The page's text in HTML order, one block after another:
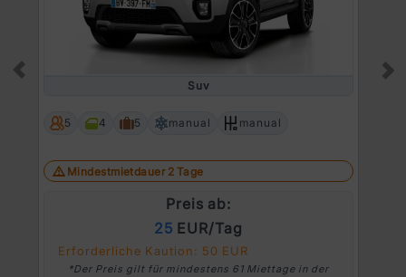
Suv
5 4 5 manual manual
Mindestmietdauer 2 Tage
Preis ab:
25 EUR/Tag
Erforderliche Kaution: 50 EUR
*Der Preis gilt für mindestens 61 Miettage in der